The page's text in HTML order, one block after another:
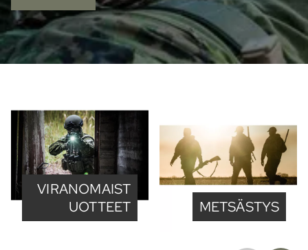
VIRANOMAIST
UOTTEET
METSÄSTYS